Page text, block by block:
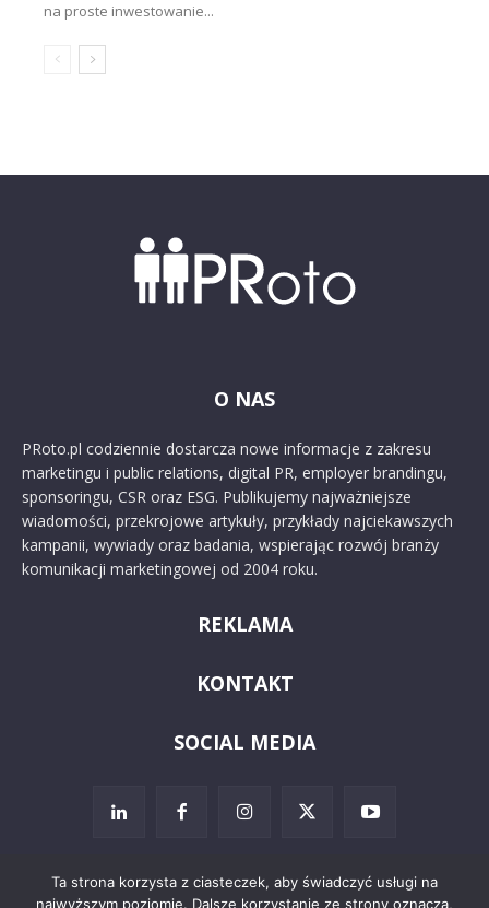
na proste inwestowanie...
O NAS
PRoto.pl codziennie dostarcza nowe informacje z zakresu
marketingu i public relations, digital PR, employer brandingu,
sponsoringu, CSR oraz ESG. Publikujemy najważniejsze
wiadomości, przekrojowe artykuły, przykłady najciekawszych
kampanii, wywiady oraz badania, wspierając rozwój branży
komunikacji marketingowej od 2004 roku.
REKLAMA
KONTAKT
SOCIAL MEDIA
Ta strona korzysta z ciasteczek, aby świadczyć usługi na
najwyższym poziomie. Dalsze korzystanie ze strony oznacza,